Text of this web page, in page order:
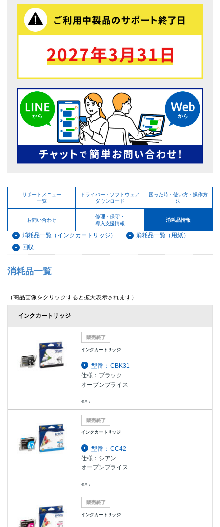
サポートメニュー
一覧
ドライバー・ソフトウェア
ダウンロード
困った時・使い方・操作方
法
お問い合わせ
修理・保守・
導入支援情報
消耗品情報
消耗品一覧（インクカートリッジ）
消耗品一覧（用紙）
回収
消耗品一覧
（商品画像をクリックすると拡大表示されます）
インクカートリッジ
インクカートリッジ
型番：ICBK31
仕様：ブラック
オープンプライス
備考：
インクカートリッジ
型番：ICC42
仕様：シアン
オープンプライス
備考：
インクカートリッジ